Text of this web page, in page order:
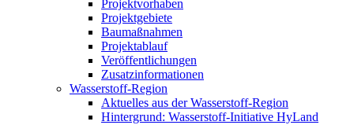
Projektvorhaben
Projektgebiete
Baumaßnahmen
Projektablauf
Veröffentlichungen
Zusatzinformationen
Wasserstoff-Region
Aktuelles aus der Wasserstoff-Region
Hintergrund: Wasserstoff-Initiative HyLand